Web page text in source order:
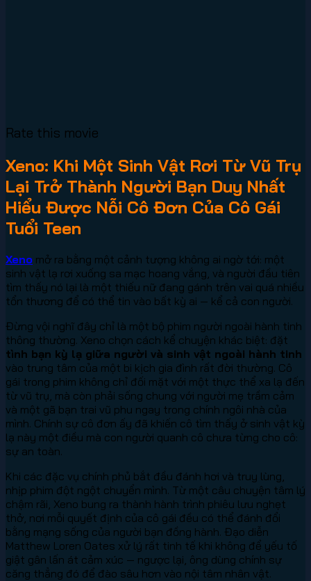
Rate this movie
Xeno: Khi Một Sinh Vật Rơi Từ Vũ Trụ
Lại Trở Thành Người Bạn Duy Nhất
Hiểu Được Nỗi Cô Đơn Của Cô Gái
Tuổi Teen
Xeno mở ra bằng một cảnh tượng không ai ngờ tới: một
sinh vật lạ rơi xuống sa mạc hoang vắng, và người đầu tiên
tìm thấy nó lại là một thiếu nữ đang gánh trên vai quá nhiều
tổn thương để có thể tin vào bất kỳ ai — kể cả con người.
Đừng vội nghĩ đây chỉ là một bộ phim người ngoài hành tinh
thông thường. Xeno chọn cách kể chuyện khác biệt: đặt
tình bạn kỳ lạ giữa người và sinh vật ngoài hành tinh
vào trung tâm của một bi kịch gia đình rất đời thường. Cô
gái trong phim không chỉ đối mặt với một thực thể xa lạ đến
từ vũ trụ, mà còn phải sống chung với người mẹ trầm cảm
và một gã bạn trai vũ phu ngay trong chính ngôi nhà của
mình. Chính sự cô đơn ấy đã khiến cô tìm thấy ở sinh vật kỳ
lạ này một điều mà con người quanh cô chưa từng cho cô:
sự an toàn.
Khi các đặc vụ chính phủ bắt đầu đánh hơi và truy lùng,
nhịp phim đột ngột chuyển mình. Từ một câu chuyện tâm lý
chậm rãi, Xeno bung ra thành hành trình phiêu lưu nghẹt
thở, nơi mỗi quyết định của cô gái đều có thể đánh đổi
bằng mạng sống của người bạn đồng hành. Đạo diễn
Matthew Loren Oates xử lý rất tinh tế khi không để yếu tố
giật gân lấn át cảm xúc — ngược lại, ông dùng chính sự
căng thẳng đó để đào sâu hơn vào nội tâm nhân vật.